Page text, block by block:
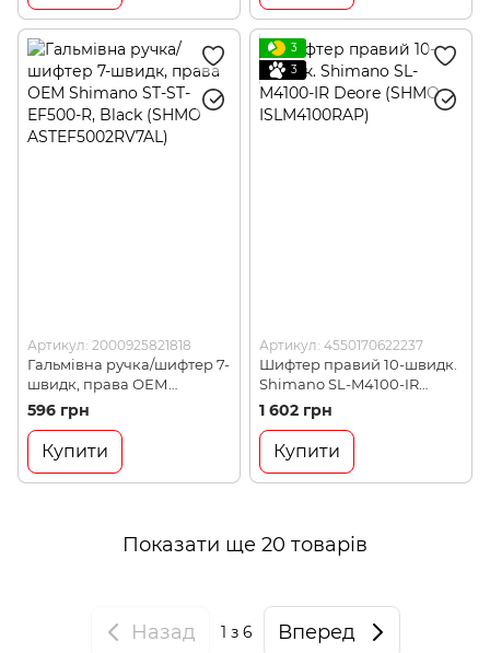
Артикул: 2000925821818
Гальмівна ручка/шифтер 7-
швидк, права ОЕМ
Shimano ST-ST-EF500-R,
Black (SHMO
ASTEF5002RV7AL)
596 грн
Купити
3
3
Артикул: 4550170622237
Шифтер правий 10-швидк.
Shimano SL-M4100-IR
Deore (SHMO
ISLM4100RAP)
1 602 грн
Купити
Показати ще 20 товарів
Назад 1 з 6 Вперед